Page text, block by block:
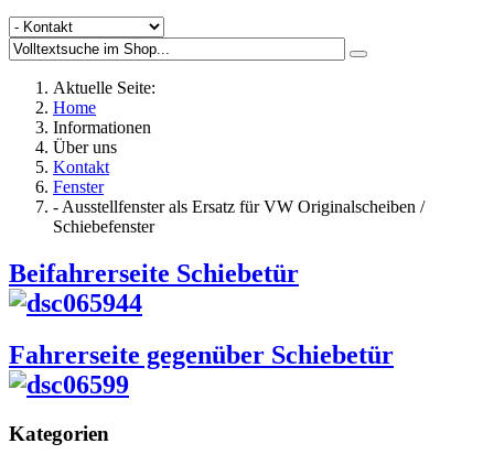
Aktuelle Seite:
Home
Informationen
Über uns
Kontakt
Fenster
- Ausstellfenster als Ersatz für VW Originalscheiben /
Schiebefenster
Beifahrerseite Schiebetür
Fahrerseite gegenüber Schiebetür
Kategorien